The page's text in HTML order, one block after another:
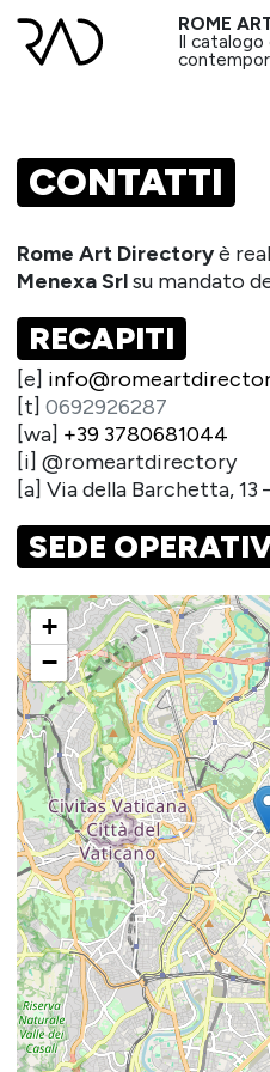
ROME
Il catalogo
CONTATTI
Rome Art Directoryè
Menexa Srlsu mandato
RECAPITI
[e]
[t] 0692926287
[wa] +39 3780681044
[i] @romeartdirectory
[a] Via della Barchetta, 13
SEDE
+
−